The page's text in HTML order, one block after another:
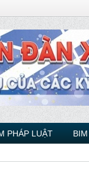
PHÁP LUẬT